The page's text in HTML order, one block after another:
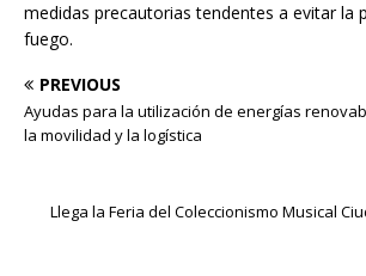
medidas precautorias tendentes a evitar la
fuego.
PREVIOUS
Ayudas para la utilización de energías
la movilidad y la logística
Llega la Feria del Coleccionismo Musical